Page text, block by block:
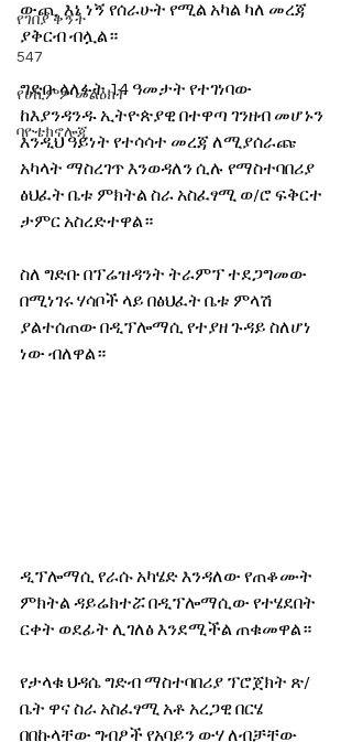
የገበያ ቅኝት
547
የሀኪምዎ መልዕክት
ባዮቴክኖሎጂ
ውጪ  እኔ ነኝ የሰራሁት የሚል አካል ካለ መረጃ
ያቅርብ ብሏል።
ግድቡ ላለፉት 14 ዓመታት የተገነባው
ከእያንዳንዱ ኢትዮጵያዊ በተዋጣ ገንዘብ መሆኑን
እንዲህ ዓይነት የተሳሳተ መረጃ ለሚያሰራጩ
አካላት ማስረገጥ እንወዳለን ሲሉ የማስተባበሪያ
ፅህፈት ቤቱ ምክትል ስራ አስፈፃሚ ወ/ሮ ፍቅርተ
ታምር አስረድተዋል።
ስለ ግድቡ በፕሬዝዳንት ትራምፕ ተደጋግመው
በሚነገሩ ሃሳቦች ላይ በፅህፈት ቤቱ ምላሽ
ያልተሰጠው በዲፕሎማሲ የተያዘ ጉዳይ ስለሆነ
ነው ብለዋል።
ዲፕሎማሲ የራሱ አካሄድ እንዳለው የጠቆሙት
ምክትል ዳይሬክተሯ በዲፕሎማሲው የተሄደበት
ርቀት ወደፊት ሊገለፅ እንደሚችል ጠቁመዋል።
የታላቁ ህዳሴ ግድብ ማስተባበሪያ ፕሮጀክት ጽ/
ቤት ዋና ስራ አስፈፃሚ አቶ አረጋዊ በርሄ
በበኩላቸው ግብፆች የአባይን ውሃ ለብቻቸው